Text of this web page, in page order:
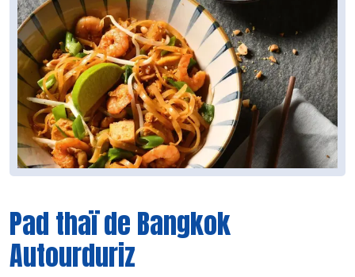
Pad thaï de Bangkok
Autourduriz